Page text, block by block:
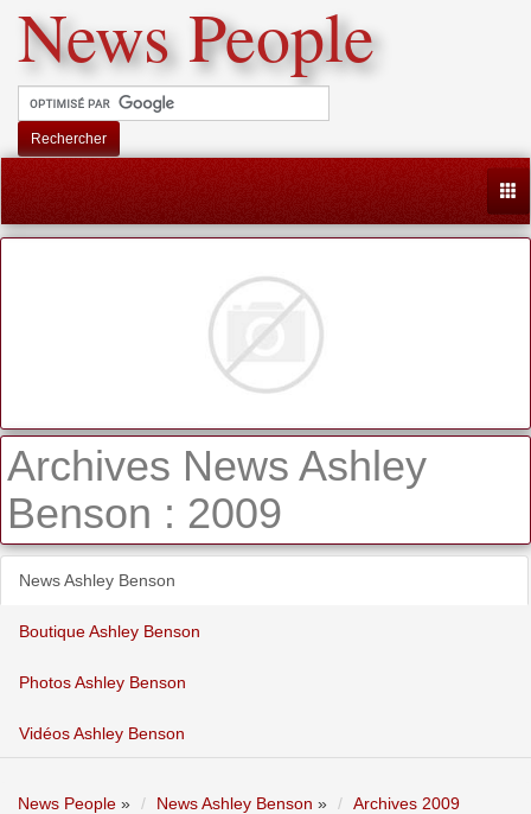
News People
Rechercher
Archives News Ashley
Benson : 2009
News Ashley Benson
Boutique Ashley Benson
Photos Ashley Benson
Vidéos Ashley Benson
News People » News Ashley Benson »
Archives 2009